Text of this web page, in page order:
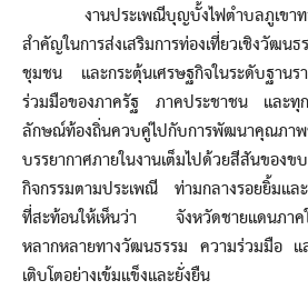
งานประเพณีบุญบั้งไฟตำบลภูเขาท
สำคัญในการส่งเสริมการท่องเที่ยวเชิงวั
ชุมชน และกระตุ้นเศรษฐกิจในระดับฐาน
ร่วมมือของภาครัฐ ภาคประชาชน และทุ
ลักษณ์ท้องถิ่นควบคู่ไปกับการพัฒนาคุณภ
บรรยากาศภายในงานเต็มไปด้วยสีสันของข
กิจกรรมตามประเพณี ท่ามกลางรอยยิ้มแล
ที่สะท้อนให้เห็นว่า จังหวัดชายแดนภาค
หลากหลายทางวัฒนธรรม ความร่วมมือ แ
เติบโตอย่างเข้มแข็งและยั่งยืน